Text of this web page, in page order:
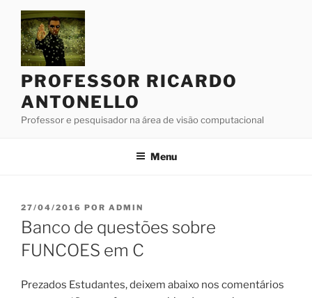
Pular
conteúdo
PROFESSOR RICARDO
ANTONELLO
Professor e pesquisador na área de visão computacional
Menu
PUBLICADO
EM
27/04/2016 POR ADMIN
Banco de questões sobre
FUNCOES em C
Prezados Estudantes, deixem abaixo nos comentários